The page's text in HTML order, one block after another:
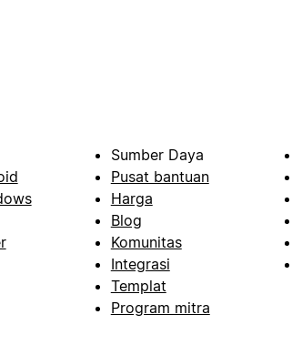
Sumber Daya
Pusat bantuan
Harga
Blog
Komunitas
Integrasi
Templat
Program mitra